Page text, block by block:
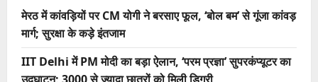
मेरठ में कांवड़ियों पर CM योगी ने बरसाए फूल, ‘बोल बम’ से गूंजा कांवड़
मार्ग; सुरक्षा के कड़े इंतजाम
IIT Delhi में PM मोदी का बड़ा ऐलान, ‘परम प्रज्ञा’ सुपरकंप्यूटर का